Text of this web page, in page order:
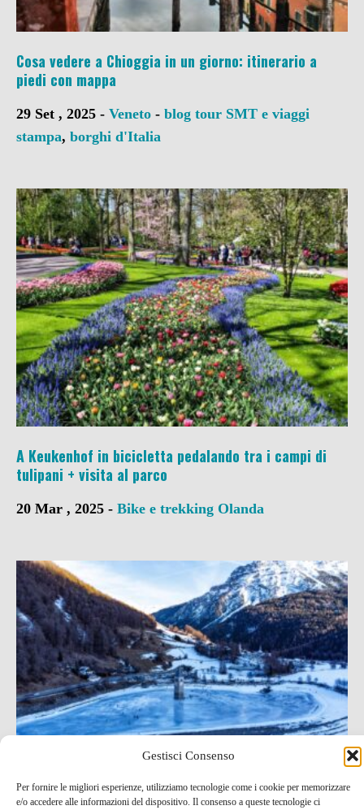
Gestisci Consenso
Per fornire le migliori esperienze, utilizziamo tecnologie come i cookie per memorizzare
e/o accedere alle informazioni del dispositivo. Il consenso a queste tecnologie ci
Cosa vedere a Chioggia in un giorno: itinerario a
piedi con mappa
29 Set , 2025 - Veneto - blog tour SMT e viaggi
stampa, borghi d'Italia
A Keukenhof in bicicletta pedalando tra i campi di
tulipani + visita al parco
20 Mar , 2025 - Bike e trekking Olanda
Resia, ghiacciato in inverno!